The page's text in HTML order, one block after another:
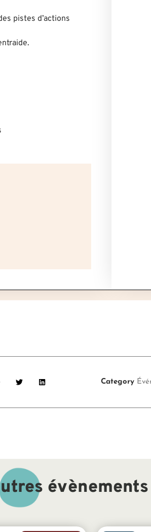
pistes d’actions
Category
évènements